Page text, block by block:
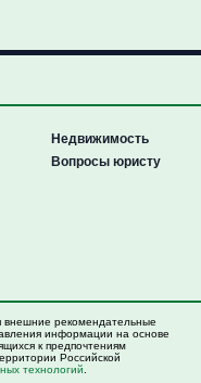
Недвижимость
Вопросы юристу
рекомендательные
информации на основе
к предпочтениям
Российской
технологий